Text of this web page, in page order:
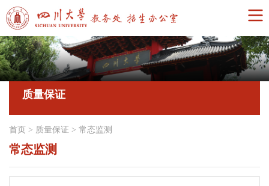
质量保证
首页 > 质量保证 > 常态监测
常态监测